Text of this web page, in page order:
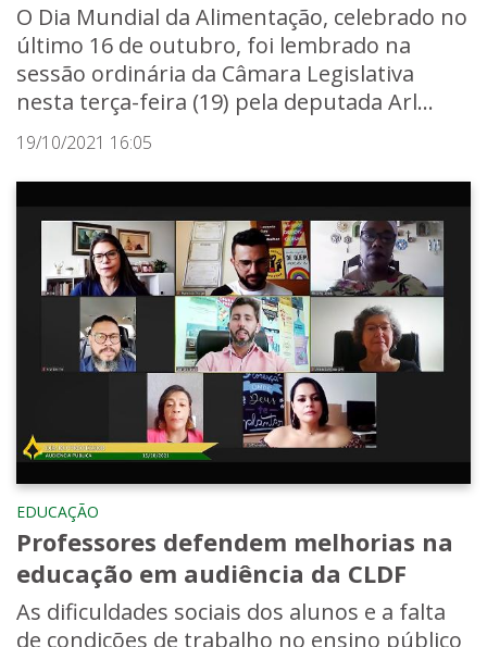
O Dia Mundial da Alimentação, celebrado no
último 16 de outubro, foi lembrado na
sessão ordinária da Câmara Legislativa
nesta terça-feira (19) pela deputada Arl...
19/10/2021 16:05
EDUCAÇÃO
Professores defendem melhorias na
educação em audiência da CLDF
As dificuldades sociais dos alunos e a falta
de condições de trabalho no ensino público